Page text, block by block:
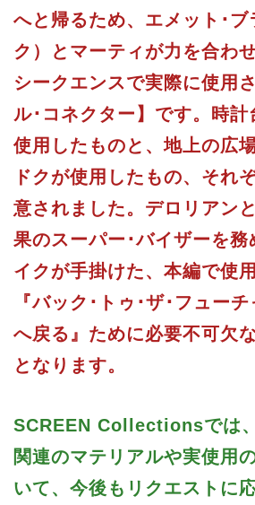
へと帰るため、エメット･ブ
ク）とマーティが力を合わ
シークエンスで実際に使用
ル･コネクター】です。時
使用したものと、地上の広
ドクが使用したもの、それ
意されました。デロリアン
果のスーパー･バイザーを務
イクが手掛けた、本編で使
『バック･トゥ･ザ･フュー
へ戻る』ために必要不可欠
となります。
SCREEN Collectionsでは
関連のマテリアルや実使用
いて、今後もリクエストに